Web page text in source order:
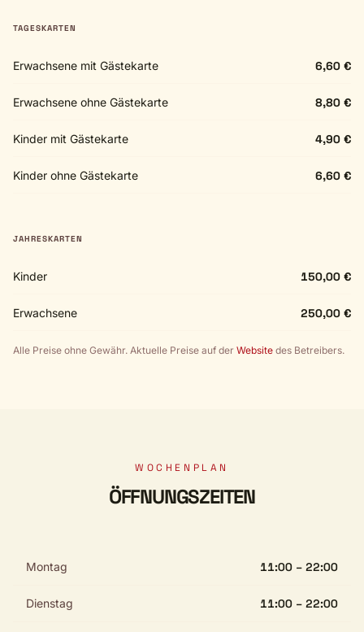
TAGESKARTEN
Erwachsene mit Gästekarte 6,60 €
Erwachsene ohne Gästekarte 8,80 €
Kinder mit Gästekarte 4,90 €
Kinder ohne Gästekarte 6,60 €
JAHRESKARTEN
Kinder 150,00 €
Erwachsene 250,00 €
Alle Preise ohne Gewähr. Aktuelle Preise auf der Website des Betreibers.
WOCHENPLAN
ÖFFNUNGSZEITEN
Montag 11:00 – 22:00
Dienstag 11:00 – 22:00